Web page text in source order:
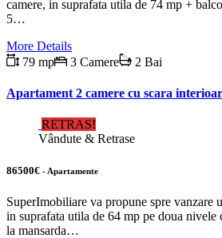
camere, in suprafata utila de 74 mp +
5…
More Details
79 mp
3 Camere 2 Bai
Apartament 2 camere cu scara
RETRAS!
Vândute & Retrase
86500€ - Apartamente
SuperImobiliare va propune spre vanzare
in suprafata utila de 64 mp pe doua nivele
la mansarda…